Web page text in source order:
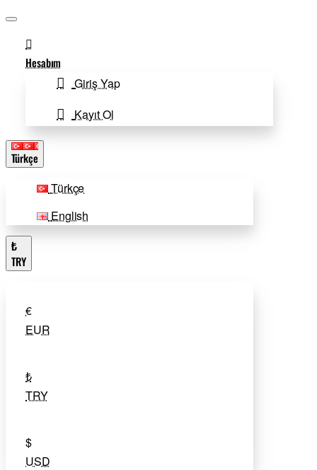
Hesabım
Giriş Yap
Kayıt Ol
Türkçe
Türkçe
English
₺
TRY
€
EUR
₺
TRY
$
USD